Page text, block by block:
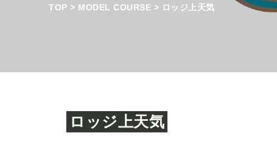
TOP > MODEL COURSE > ロッジ上天気
ロッジ上天気